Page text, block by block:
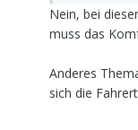
Nein, bei
muss das
Anderes
sich die